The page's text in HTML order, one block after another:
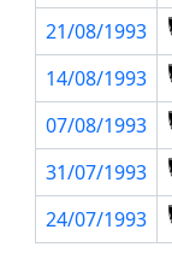
21/08/1993
14/08/1993
07/08/1993
31/07/1993
24/07/1993